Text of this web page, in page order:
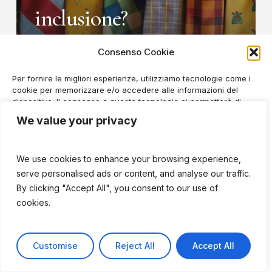
We value your privacy
We use cookies to enhance your browsing experience,
serve personalised ads or content, and analyse our traffic.
By clicking "Accept All", you consent to our use of
cookies.
Customise Reject All Accept All
Consenso Cookie
Per fornire le migliori esperienze, utilizziamo tecnologie come i
cookie per memorizzare e/o accedere alle informazioni del
dispositivo. Il consenso a queste tecnologie ci permetterà di
su questo sito. Non acconsentire o ritirare il consenso può
Accetta
Cookie Policy Tutela dei dati personali
inclusione?
© 2026 Silvia Manduchi.